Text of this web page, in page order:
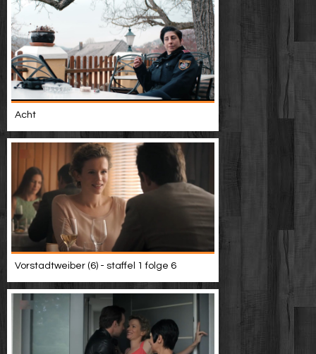
Acht
Vorstadtweiber (6) - staffel 1 folge 6